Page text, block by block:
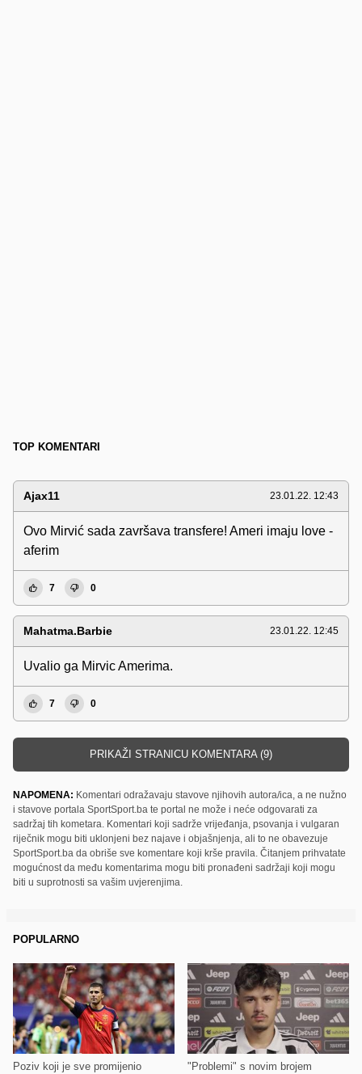
TOP KOMENTARI
Ajax11 23.01.22. 12:43
Ovo Mirvić sada završava transfere! Ameri imaju love -
aferim
7 0
Mahatma.Barbie 23.01.22. 12:45
Uvalio ga Mirvic Amerima.
7 0
PRIKAŽI STRANICU KOMENTARA (9)
NAPOMENA: Komentari odražavaju stavove njihovih autora/ica, a ne nužno
i stavove portala SportSport.ba te portal ne može i neće odgovarati za
sadržaj tih kometara. Komentari koji sadrže vrijeđanja, psovanja i vulgaran
riječnik mogu biti uklonjeni bez najave i objašnjenja, ali to ne obavezuje
SportSport.ba da obriše sve komentare koji krše pravila. Čitanjem prihvatate
mogućnost da među komentarima mogu biti pronađeni sadržaji koji mogu
biti u suprotnosti sa vašim uvjerenjima.
POPULARNO
Poziv koji je sve promijenio "Problemi" s novim brojem